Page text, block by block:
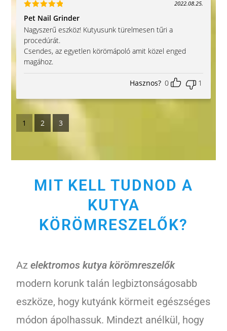
Értékelés:
5 / 5
2022.08.25.
Pet Nail Grinder
Nagyszerű eszköz! Kutyusunk türelmesen tűri a
procedúrát.
Csendes, az egyetlen körömápoló amit közel enged
magához.
Hasznos? 0 1
1 2 3
MIT KELL TUDNOD A
KUTYA
KÖRÖMRESZELŐK?
Azelektromos kutya körömreszelők
modern korunk talán legbiztonságosabb
eszköze, hogy kutyánk körmeit egészséges
módon ápolhassuk. Mindezt anélkül, hogy